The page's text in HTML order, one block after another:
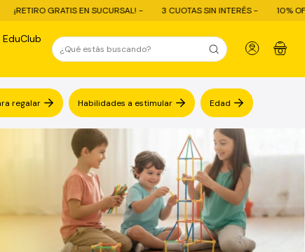
EN SUCURSAL! - 3 CUOTAS SIN INTERÉS - 10% OFF CON
EduClub
0
regalar Habilidades a estimular Edad